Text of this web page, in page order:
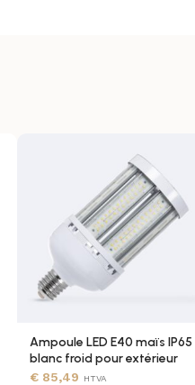
80
130 lm/W
Ampoule LED E40 maïs IP65
blanc froid pour extérieur
€85,49 HTVA